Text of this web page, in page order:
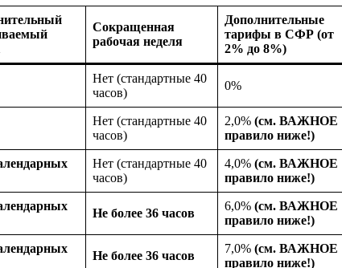
Сокращенная
рабочая неделя
Дополнительные
тарифы в СФР (от
2% до 8%)
Нет (стандартные 40
часов)
0%
Нет (стандартные 40
часов)
2,0% (см. ВАЖНОЕ
правило ниже!)
Нет (стандартные 40
часов)
4,0% (см. ВАЖНОЕ
правило ниже!)
Не более 36 часов
6,0% (см. ВАЖНОЕ
правило ниже!)
Не более 36 часов
7,0% (см. ВАЖНОЕ
правило ниже!)